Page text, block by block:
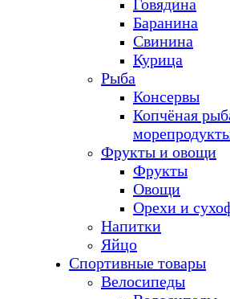
Говядина
Баранина
Свинина
Курица
Рыба
Консервы
Копчёная
Фрукты и овощи
Фрукты
Овощи
Орехи и
Напитки
Яйцо
Спортивные товары
Велосипеды